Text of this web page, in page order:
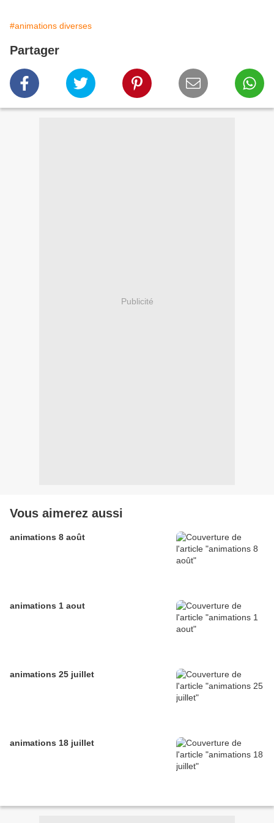
#animations diverses
Partager
Publicité
Vous aimerez aussi
animations 8 août
animations 1 aout
animations 25 juillet
animations 18 juillet